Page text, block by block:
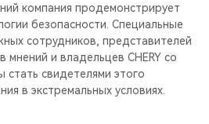
компания продемонстрирует
безопасности. Специальные
сотрудников, представителей
и владельцев CHERY со
стать свидетелями этого
в экстремальных условиях.